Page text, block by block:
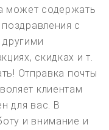
может содержать
с
скидках и т.
Отправка почты
клиентам
для вас. В
и внимание и